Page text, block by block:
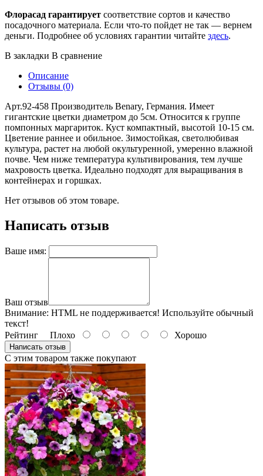
Флорасад гарантирует соответствие сортов и качество
посадочного материала. Если что-то пойдет не так — вернем
деньги. Подробнее об условиях гарантии читайте здесь.
В закладки В сравнение
Описание
Отзывы (0)
Арт.92-458 Производитель Benary, Германия. Имеет
гигантские цветки диаметром до 5см. Относится к группе
помпонных маргариток. Куст компактный, высотой 10-15 см.
Цветение раннее и обильное. Зимостойкая, светолюбивая
культура, растет на любой окультуренной, умеренно влажной
почве. Чем ниже температура культивирования, тем лучше
махровость цветка. Идеально подходят для выращивания в
контейнерах и горшках.
Нет отзывов об этом товаре.
Написать отзыв
Ваше имя:
Ваш отзыв
Внимание: HTML не поддерживается! Используйте обычный
текст!
Рейтинг Плохо Хорошо
Написать отзыв
С этим товаром также покупают